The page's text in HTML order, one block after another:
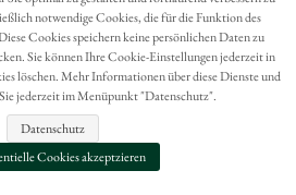
online erreichen
notwendige Cookies, die für die Funktion des
Cookies speichern keine persönlichen Daten zu
Sie können Ihre Cookie-Einstellungen jederzeit in
löschen. Mehr Informationen über diese Dienste und
jederzeit im Menüpunkt "Datenschutz".
Datenschutz
Cookies akzeptzieren